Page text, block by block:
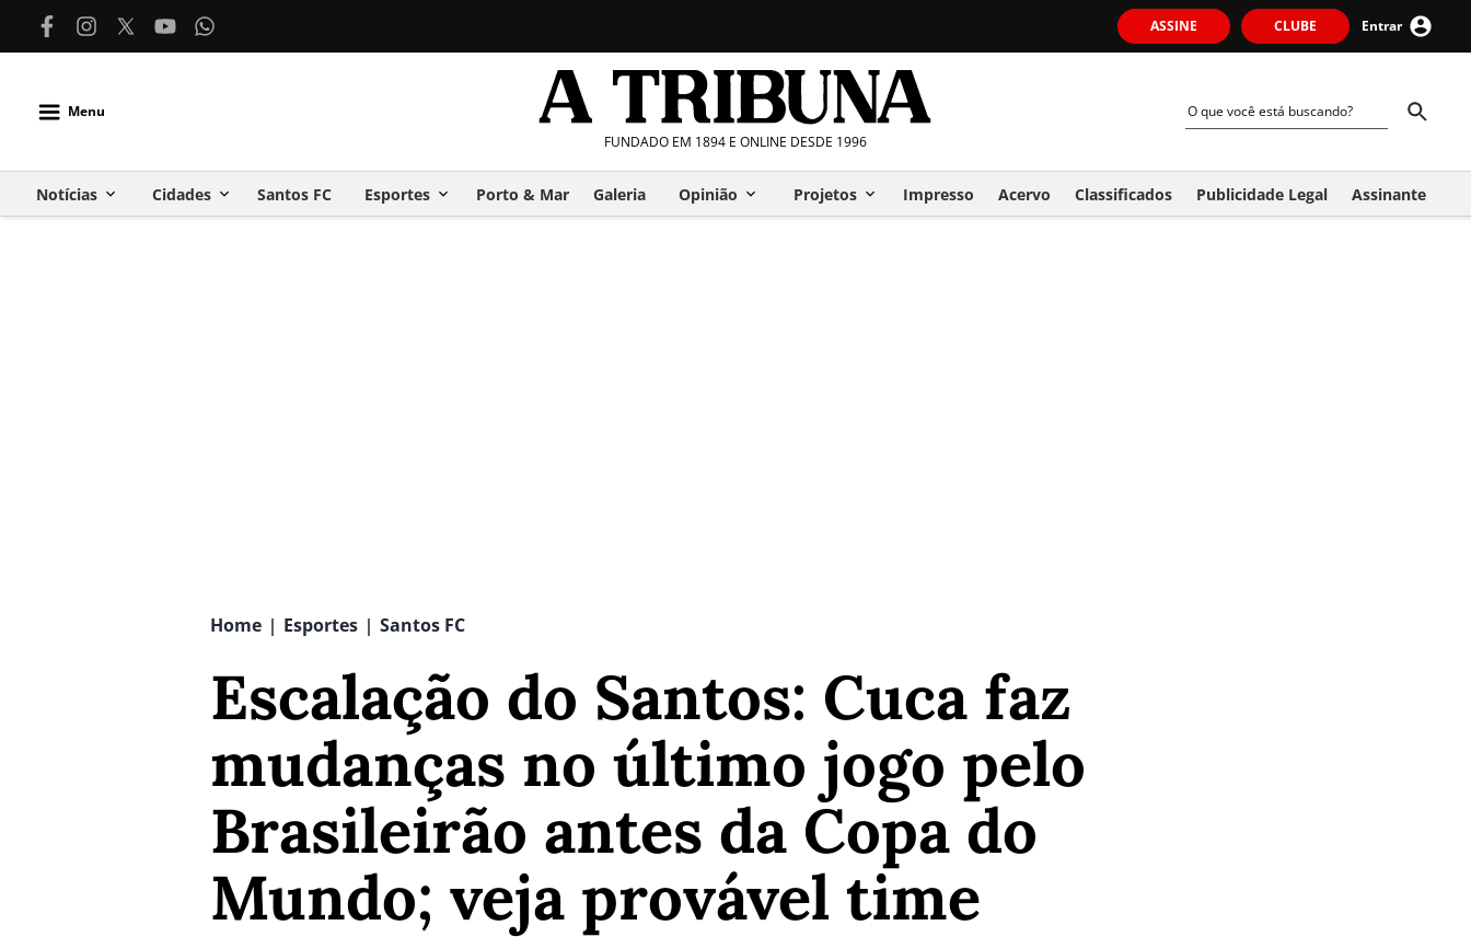
ASSINE CLUBE Entrar
Menu
FUNDADO EM 1894 E ONLINE DESDE 1996
Notícias Cidades Santos FC Esportes Porto & Mar Galeria Opinião Projetos Impresso Acervo Classificados Publicidade Legal Assinante
Home | Esportes | Santos FC
Escalação do Santos: Cuca faz
mudanças no último jogo pelo
Brasileirão antes da Copa do
Mundo; veja provável time